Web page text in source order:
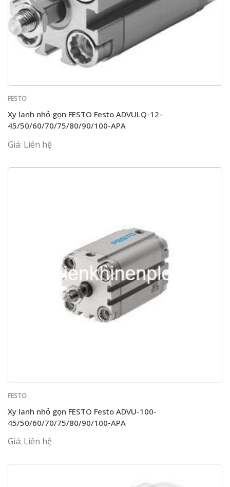
FESTO
Xy lanh nhỏ gọn FESTO Festo ADVULQ-12-
45/50/60/70/75/80/90/100-APA
Giá: Liên hệ
FESTO
Xy lanh nhỏ gọn FESTO Festo ADVU-100-
45/50/60/70/75/80/90/100-APA
Giá: Liên hệ